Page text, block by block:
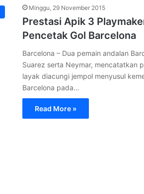
Minggu, 29 November 2015
Prestasi Apik 3
Pencetak Gol Barcelona
Barcelona – Dua pemain andalan
Suarez serta Neymar, mencatatkan
layak diacungi jempol menyusul
Barcelona pada…
Read More »